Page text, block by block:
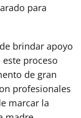
para
brindar apoyo
proceso
de gran
profesionales
marcar la